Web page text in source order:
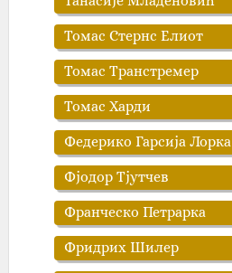
Томас Стернс Елиот
Томас Транстремер
Томас Харди
Федерико Гарсија Лорка
Фјодор Тјутчев
Франческо Петрарка
Фридрих Шилер